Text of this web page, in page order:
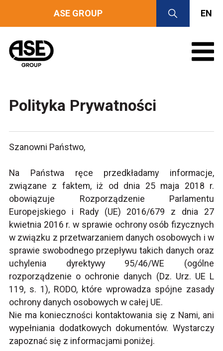
ASE GROUP EN
Polityka Prywatności
Szanowni Państwo,
Na Państwa ręce przedkładamy informacje,
związane z faktem, iż od dnia 25 maja 2018 r.
obowiązuje Rozporządzenie Parlamentu
Europejskiego i Rady (UE) 2016/679 z dnia 27
kwietnia 2016 r. w sprawie ochrony osób fizycznych
w związku z przetwarzaniem danych osobowych i w
sprawie swobodnego przepływu takich danych oraz
uchylenia dyrektywy 95/46/WE (ogólne
rozporządzenie o ochronie danych (Dz. Urz. UE L
119, s. 1), RODO, które wprowadza spójne zasady
ochrony danych osobowych w całej UE.
Nie ma konieczności kontaktowania się z Nami, ani
wypełniania dodatkowych dokumentów. Wystarczy
zapoznać się z informacjami poniżej.